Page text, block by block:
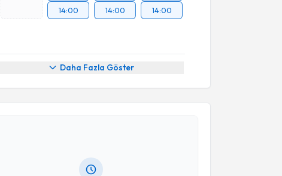
14:00
14:00
14:00
Daha Fazla Göster